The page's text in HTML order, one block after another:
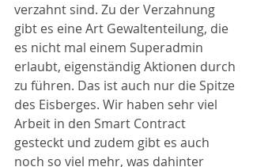
verzahnt sind. Zu der Verzahnung
gibt es eine Art Gewaltenteilung, die
es nicht mal einem Superadmin
erlaubt, eigenständig Aktionen durch
zu führen. Das ist auch nur die Spitze
des Eisberges. Wir haben sehr viel
Arbeit in den Smart Contract
gesteckt und zudem gibt es auch
noch so viel mehr, was dahinter